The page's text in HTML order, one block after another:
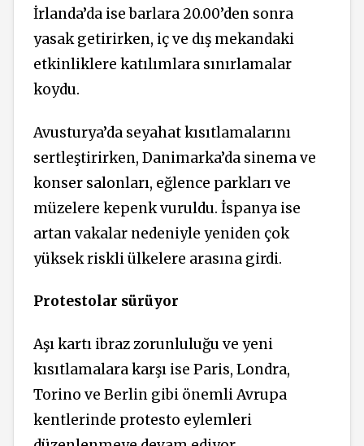
İrlanda’da ise barlara 20.00’den sonra
yasak getirirken, iç ve dış mekandaki
etkinliklere katılımlara sınırlamalar
koydu.
Avusturya’da seyahat kısıtlamalarını
sertleştirirken, Danimarka’da sinema ve
konser salonları, eğlence parkları ve
müzelere kepenk vuruldu. İspanya ise
artan vakalar nedeniyle yeniden çok
yüksek riskli ülkelere arasına girdi.
Protestolar sürüyor
Aşı kartı ibraz zorunluluğu ve yeni
kısıtlamalara karşı ise Paris, Londra,
Torino ve Berlin gibi önemli Avrupa
kentlerinde protesto eylemleri